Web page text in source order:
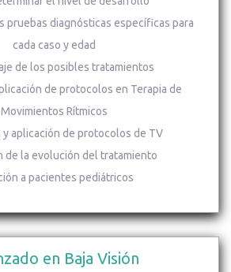
pruebas diagnósticas específicas para
cada caso y edad
de los posibles tratamientos
de protocolos en Terapia de
Movimientos Rítmicos
y aplicación de protocolos de TV
de la evolución del tratamiento
a pacientes pediátricos
en Baja Visión